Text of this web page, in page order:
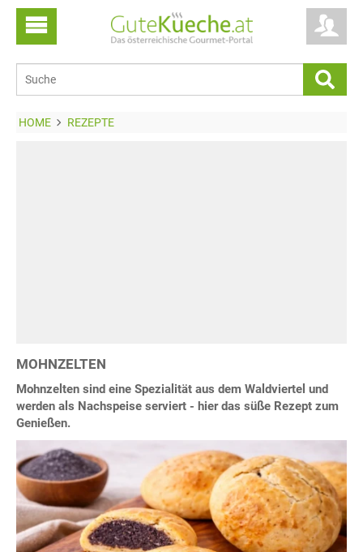
HOME REZEPTE
MOHNZELTEN
Mohnzelten sind eine Spezialität aus dem Waldviertel und
werden als Nachspeise serviert - hier das süße Rezept zum
Genießen.